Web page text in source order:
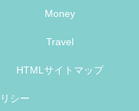
Money
Travel
HTMLサイトマップ
シー